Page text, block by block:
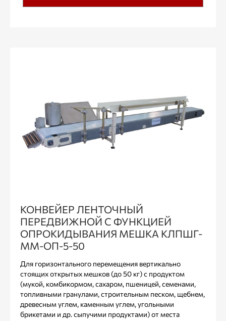
КОНВЕЙЕР ЛЕНТОЧНЫЙ
ПЕРЕДВИЖНОЙ С ФУНКЦИЕЙ
ОПРОКИДЫВАНИЯ МЕШКА КЛПШГ-
ММ-ОП-5-50
Для горизонтального перемещения вертикально
стоящих открытых мешков (до 50 кг) с продуктом
(мукой, комбикормом, сахаром, пшеницей, семенами,
топливными гранулами, строительным песком, щебнем,
древесным углем, каменным углем, угольными
брикетами и др. сыпучими продуктами) от места